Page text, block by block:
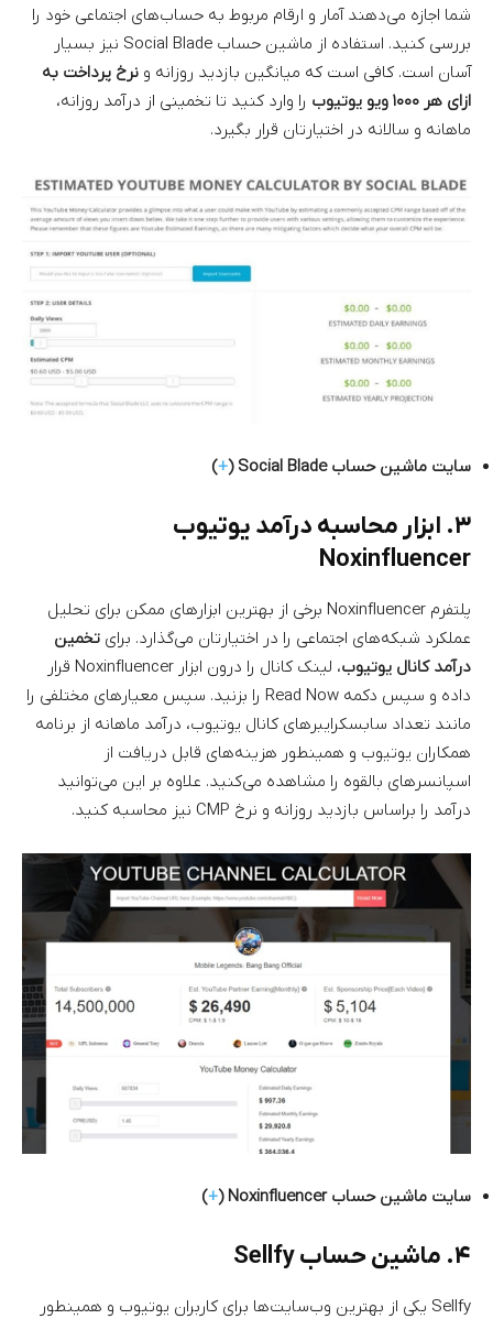
شما اجازه می‌دهند آمار و ارقام مربوط به حساب‌های اجتماعی خود را
بررسی کنید. استفاده از ماشین حساب Social Blade نیز بسیار
آسان است. کافی است که میانگین بازدید روزانه و نرخ پرداخت به
ازای هر ۱۰۰۰ ویو یوتیوب
را وارد کنید تا تخمینی از درآمد روزانه،
ماهانه و سالانه در اختیارتان قرار بگیرد.
سایت ماشین حساب Social Blade ( +
)
۳. ابزار محاسبه درآمد یوتیوب
Noxinfluencer
پلتفرم Noxinfluencer برخی از بهترین ابزارهای ممکن برای تحلیل
عملکرد شبکه‌های اجتماعی را در اختیارتان می‌گذارد. برای تخمین
درآمد کانال یوتیوب
، لینک کانال را درون ابزار Noxinfluencer قرار
داده و سپس دکمه Read Now را بزنید. سپس معیارهای مختلفی را
مانند تعداد سابسکرایبرهای کانال یوتیوب، درآمد ماهانه از برنامه
همکاران یوتیوب و همینطور هزینه‌های قابل دریافت از
اسپانسرهای بالقوه را مشاهده می‌کنید. علاوه بر این می‌توانید
درآمد را براساس بازدید روزانه و نرخ CMP نیز محاسبه کنید.
سایت ماشین حساب Noxinfluencer ( +
)
۴. ماشین حساب Sellfy
Sellfy یکی از بهترین وب‌سایت‌ها برای کاربران یوتیوب و همینطور